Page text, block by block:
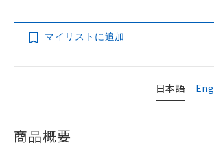
マイリストに追加
日本語
商品概要